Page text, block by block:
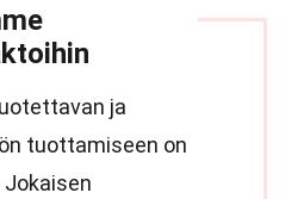
ja
tuottamiseen on